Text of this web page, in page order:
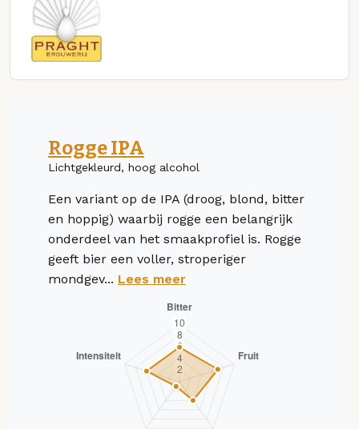
Rogge IPA
Lichtgekleurd, hoog alcohol
Een variant op de IPA (droog, blond, bitter
en hoppig) waarbij rogge een belangrijk
onderdeel van het smaakprofiel is. Rogge
geeft bier een voller, stroperiger
mondgev... Lees meer